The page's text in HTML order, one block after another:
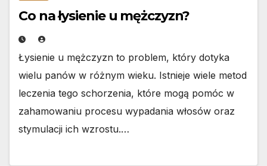
Co na łysienie u mężczyzn?
Łysienie u mężczyzn to problem, który dotyka
wielu panów w różnym wieku. Istnieje wiele metod
leczenia tego schorzenia, które mogą pomóc w
zahamowaniu procesu wypadania włosów oraz
stymulacji ich wzrostu.…